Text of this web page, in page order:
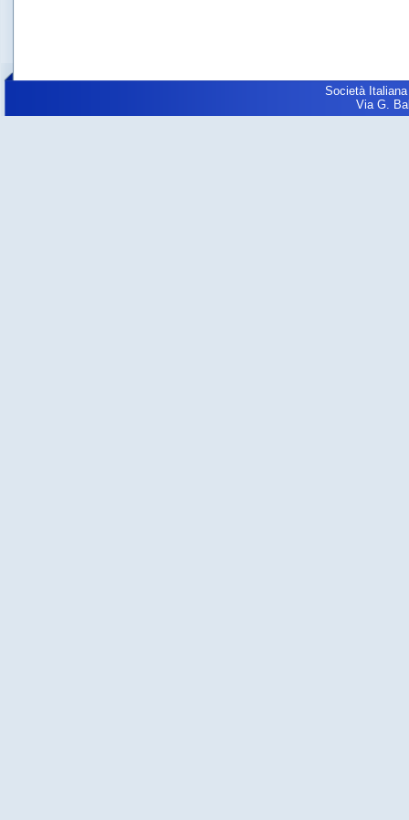
Società
Via G.